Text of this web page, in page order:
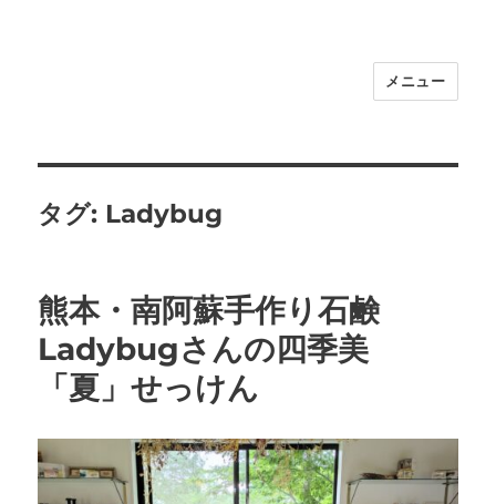
福岡｜天神/今泉/薬院の美容室｜moi
30代からの大人の本気ケアサロン｜オ
早朝7時から深夜24時まで営業｜天然
メニュー
タグ: Ladybug
熊本・南阿蘇手作り石鹸
Ladybugさんの四季美
「夏」せっけん